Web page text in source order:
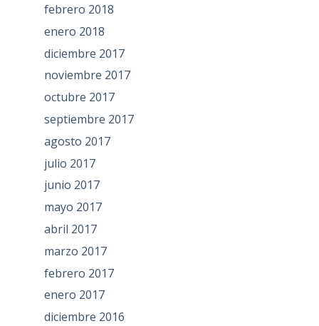
febrero 2018
enero 2018
diciembre 2017
noviembre 2017
octubre 2017
septiembre 2017
agosto 2017
julio 2017
junio 2017
mayo 2017
abril 2017
marzo 2017
febrero 2017
enero 2017
diciembre 2016